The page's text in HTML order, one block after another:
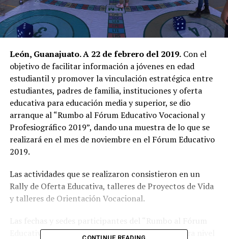
León, Guanajuato. A 22 de febrero del 2019.Con el
objetivo de facilitar información a jóvenes en edad
estudiantil y promover la vinculación estratégica entre
estudiantes, padres de familia, instituciones y oferta
educativa para educación media y superior, se dio
arranque al “Rumbo al Fórum Educativo Vocacional y
Profesiográfico 2019”, dando una muestra de lo que se
realizará en el mes de noviembre en el Fórum Educativo
2019.
Las actividades que se realizaron consistieron en un
Rally de Oferta Educativa, talleres de Proyectos de Vida
y talleres de Orientación Vocacional.
Educativo Vocacional y Profesiográfico 2019” para nivel